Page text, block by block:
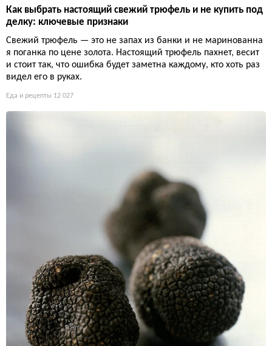
Как выбрать настоящий свежий трюфель и не купить под
делку: ключевые признаки
Свежий трюфель — это не запах из банки и не маринованна
я поганка по цене золота. Настоящий трюфель пахнет, весит
и стоит так, что ошибка будет заметна каждому, кто хоть раз
видел его в руках.
Еда и рецепты 12 027